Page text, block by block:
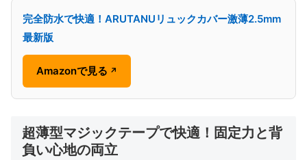
完全防水で快適！ARUTANUリュックカバー激薄2.5mm
最新版
Amazonで見る ↗
超薄型マジックテープで快適！固定力と背
負い心地の両立